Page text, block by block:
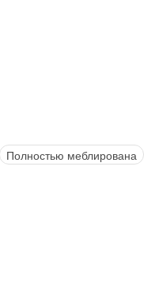
Полностью меблирована